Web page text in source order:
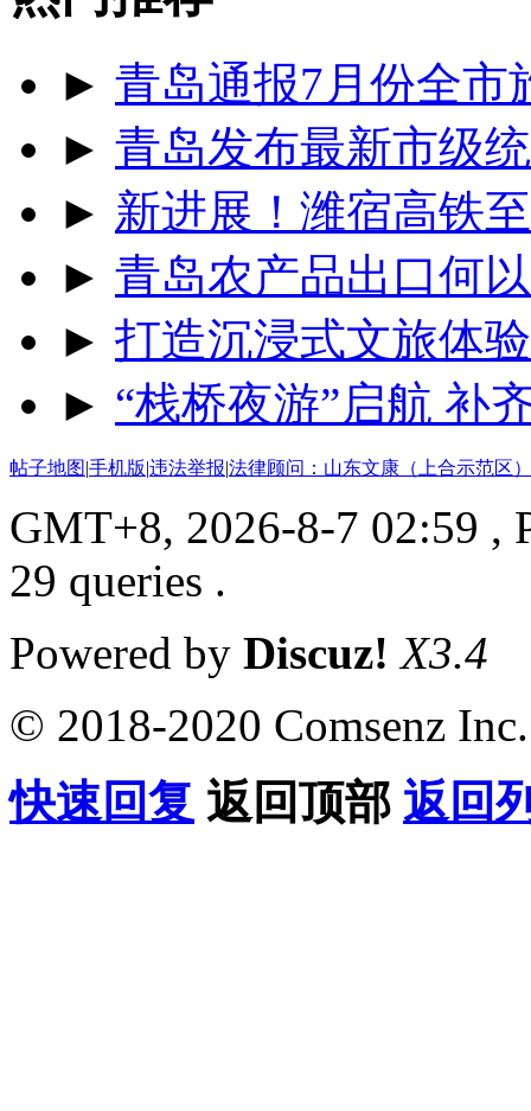
► 青岛通报7月份全市
► 青岛发布最新市级
► 新进展！潍宿高铁
► 青岛农产品出口何
► 打造沉浸式文旅体
► “栈桥夜游”启航 补
帖子地图|手机版|违法举报|法律顾问：山东文康（上合示范区
GMT+8, 2026-8-7 02:59 ,
29 queries .
Powered by Discuz! X3.4
© 2018-2020 Comsenz Inc.
快速回复 返回顶部 返回